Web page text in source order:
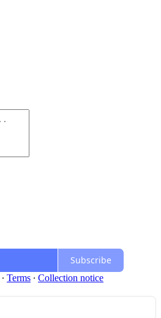
Subscribe
∙ Terms ∙ Collection notice